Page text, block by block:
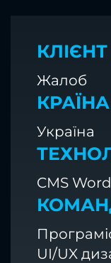
КЛІЄНТ
Жалоб
КРАЇНА
Україна
CMS
UI/UX